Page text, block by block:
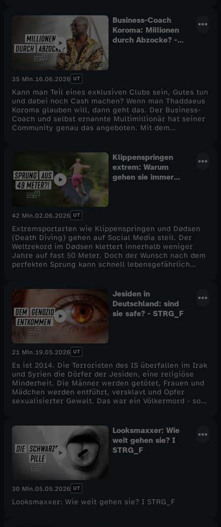
Zengerling haben sich das angeschaut, einen
ehemaligen MDMA-Koch gesprochen und Ermittler
nach dem Export von deutschen Drogen befragt:
Warum wird offenbar immer mehr in Deutschland
produziert? Wo gehen die ganzen Drogen hin, die in
den Laboren hergestellt werden?
Business-Coach
Koroma: Millionen
durch Abzocke? -
35 Min.16.06.2026 UT
Kann man Teil eines exklusiven Clubs sein, Gutes tun
und dabei noch Cash machen? Wenn man Thaddaeus
Koroma glauben will, dann geht das. Der Business-
Coach und selbst ernannte Multimillionär hat seiner
Community genau das angeboten. Mit dem
eingesammelt. Doch – wer hätte es gedacht – das
Geld ist weg, das Projekt ist geplatzt. Wir fragen
uns: Wieso funktioniert sowas noch immer? Lorenz
Jeric und Nadia Kailouli von STRG_F gehen der
Frage nach, wie Thaddaeus Koroma seine Community
überzeugt hat, mutmaßlich Millionen zu für den
Broke2Boss Club zu bezahlen. Sie checken seine
internen Webinare und Statements, lassen seine
Sprache analysieren und recherchieren was dran ist,
am versprochenen Impact in Afrika. Und sie fragen
die Menschen, die ihr Geld in das Projekt gesteckt
haben: Klang das nicht zu gut, um wahr zu sein?
Klippenspringen
extrem: Warum
gehen sie immer
42 Min.02.06.2026 UT
Extremsportarten wie Klippenspringen und Dødsen
(Death Diving) gehen auf Social Media steil. Der
Weltrekord im Dødsen klettert innerhalb weniger
Jahre auf fast 50 Meter. Doch der Wunsch nach dem
perfekten Sprung kann schnell lebensgefährlich
herausfinden: Warum? Dafür tauchen wir in die
Szene ein, sprechen mit dem Weltrekordhalter, einer
jungen Springerin, die Diversität in die Szene
bringen will sowie dem bekannten Extremsportler
Jan Schlappen über Verantwortung und treffen dabei
zufällig ein 15-jährigen Klippenspringer, der ihn
abfeiert.Ein Film von Jan JackeMitarbeit: Sarah
Kristin RichterKamera: Jan Littelmann, David
DiviakSchnitt: David Diviak, Jan LittelmannGrafik:
Maximilian KleinMischung: Birte RungeEndfertigung:
Maximilian Klein Redaktion: Lutz Ackermann
Jesiden in
Deutschland: sind
sie safe? - STRG_F
21 Min.19.05.2026 UT
Es ist 2014. Die Terroristen des IS überfallen im Irak
und Syrien die Dörfer der Jesiden, eine religiöse
Minderheit. Die Männer werden getötet, Frauen und
Mädchen werden entführt, versklavt und Opfer
sexualisierter Gewalt. Das war ein Völkermord - so
Film sezieren Atiena Abednia und Sulaiman Tadmory
dieses große Versprechen. Was ist es heute noch
Wert?Ein Film von: Atiena Abedina, Sulaiman
TadmoyKamera: Sulaiman Tadmory, Andrea Rumpler,
Lia GaviSchnitt: Lukas Johannsen, Ute ÖzerginGrafik:
Maximilian KleinMischung: Teelke
UffenEndfertigung: Maximilian KleinRedaktion: Lutz
Ackermann, Timo Robben
Looksmaxxer: Wie
weit gehen sie? I
STRG_F
30 Min.05.05.2026 UT
Looksmaxxer: Wie weit gehen sie? I STRG_F